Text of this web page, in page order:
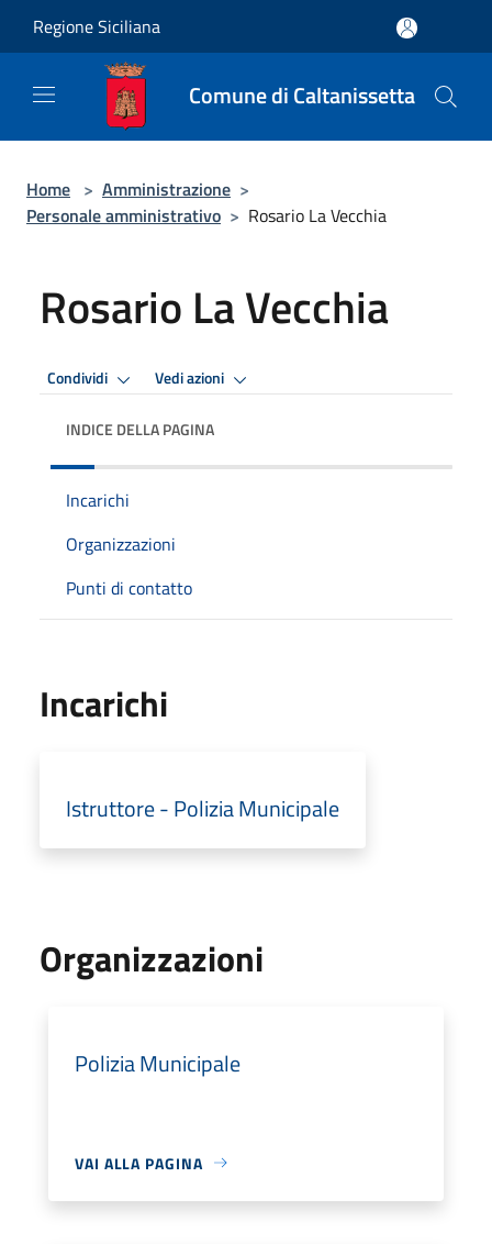
Regione Siciliana
Comune di Caltanissetta
Home > Amministrazione >
Personale amministrativo > Rosario La Vecchia
Rosario La Vecchia
Condividi Vedi azioni
INDICE DELLA PAGINA
Incarichi
Organizzazioni
Punti di contatto
Incarichi
Istruttore - Polizia Municipale
Organizzazioni
Polizia Municipale
VAI ALLA PAGINA